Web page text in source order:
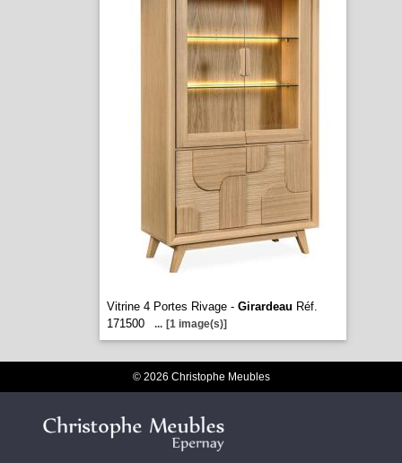
Vitrine 4 Portes Rivage - Girardeau Réf.
171500
... [1 image(s)]
© 2026 Christophe Meubles